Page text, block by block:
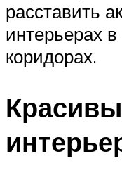
расставить
интерьерах
коридорах.